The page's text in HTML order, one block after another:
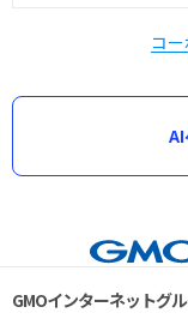
コ
GMOインターネットグ